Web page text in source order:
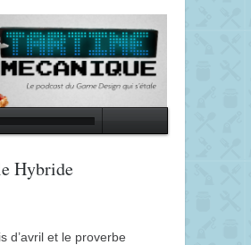
Hybride
d’avril et le proverbe